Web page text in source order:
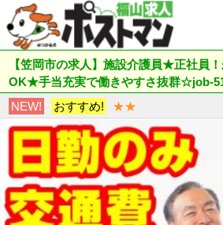
【笠岡市の求人】施設介護員★正社員
OK★手当充実で働きやすさ抜群☆job-
NEW!
おすすめ! ★★